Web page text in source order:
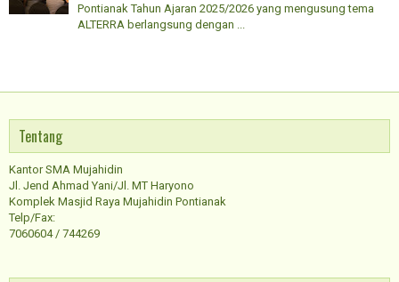
Pontianak Tahun Ajaran 2025/2026 yang mengusung tema
ALTERRA berlangsung dengan ...
Tentang
Kantor SMA Mujahidin
Jl. Jend Ahmad Yani/Jl. MT Haryono
Komplek Masjid Raya Mujahidin Pontianak
Telp/Fax:
7060604 / 744269